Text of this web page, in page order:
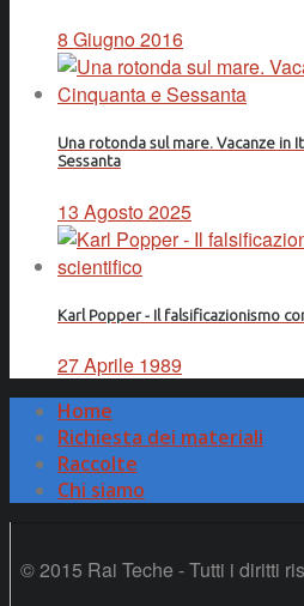
8 Giugno 2016
Una rotonda sul mare. Vacanze in
Sessanta
13 Agosto 2025
Karl Popper - Il falsificazionismo
27 Aprile 1989
Home
Richiesta dei materiali
Raccolte
Chi siamo
© 2015 Rai Teche - Tutti i diritti